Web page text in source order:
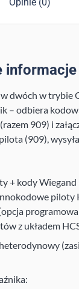
Opinie (0)
informacje
w dwóch w trybie
– odbiera
909) i
(909),
+ kody
piloty
z układem